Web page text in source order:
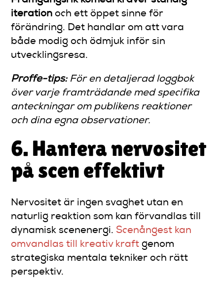
iteration och ett öppet sinne för
förändring. Det handlar om att vara
både modig och ödmjuk inför sin
utvecklingsresa.
Proffe-tips: För en detaljerad loggbok
över varje framträdande med specifika
anteckningar om publikens reaktioner
och dina egna observationer.
6. Hantera nervositet
på scen effektivt
Nervositet är ingen svaghet utan en
naturlig reaktion som kan förvandlas till
dynamisk scenenergi. Scenångest kan
omvandlas till kreativ kraft genom
strategiska mentala tekniker och rätt
perspektiv.